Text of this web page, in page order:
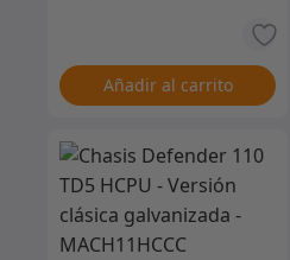
Añadir al carrito